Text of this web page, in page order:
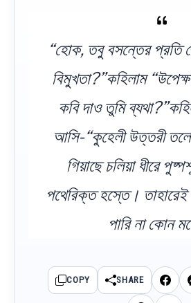
“হোক, তবু বসন্তের প্রতি
বিমুখতা?”কহিলাম
কবি দাও তুমি
আসি-“কুহেলী উত্তরী তলে
গিয়াছে চলিয়া ধীরে
পথেরিক্ত হস্তে।
পারি না কোন
COPY SHARE